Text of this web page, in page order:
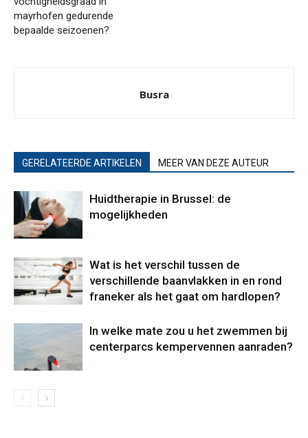
mayrhofen gedurende
bepaalde seizoenen?
Busra
GERELATEERDE ARTIKELEN MEER VAN DEZE AUTEUR
Huidtherapie in Brussel: de
mogelijkheden
Wat is het verschil tussen de
verschillende baanvlakken in en rond
franeker als het gaat om hardlopen?
In welke mate zou u het zwemmen bij
centerparcs kempervennen aanraden?